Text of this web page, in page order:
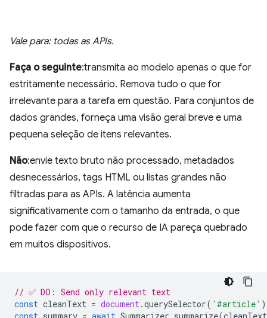
Vale para: todas as APIs.
Faça o seguinte:transmita ao modelo apenas o que for
estritamente necessário. Remova tudo o que for
irrelevante para a tarefa em questão. Para conjuntos de
dados grandes, forneça uma visão geral breve e uma
pequena seleção de itens relevantes.
Não:envie texto bruto não processado, metadados
desnecessários, tags HTML ou listas grandes não
filtradas para as APIs. A latência aumenta
significativamente com o tamanho da entrada, o que
pode fazer com que o recurso de IA pareça quebrado
em muitos dispositivos.
// ✅ DO: Send only relevant text
const cleanText = document.querySelector( '#article'